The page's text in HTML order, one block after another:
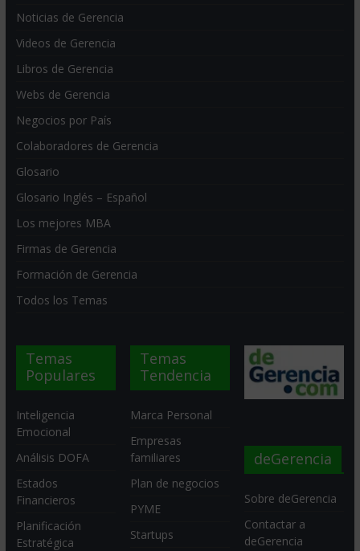
Noticias de Gerencia
Videos de Gerencia
Libros de Gerencia
Webs de Gerencia
Negocios por País
Colaboradores de Gerencia
Glosario
Glosario Inglés – Español
Los mejores MBA
Firmas de Gerencia
Formación de Gerencia
Todos los Temas
Temas
Populares
Inteligencia
Emocional
Análisis DOFA
Estados
Financieros
Planificación
Estratégica
Temas
Tendencia
Marca Personal
Empresas
familiares
Plan de negocios
PYME
Startups
deGerencia
Sobre deGerencia
Contactar a
deGerencia